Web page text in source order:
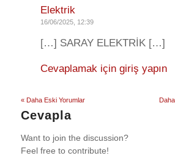
Elektrik
16/06/2025, 12:39
[…] SARAY ELEKTRİK […]
Cevaplamak için giriş yapın
« Daha Eski Yorumlar
Cevapla
Want to join the discussion?
Feel free to contribute!